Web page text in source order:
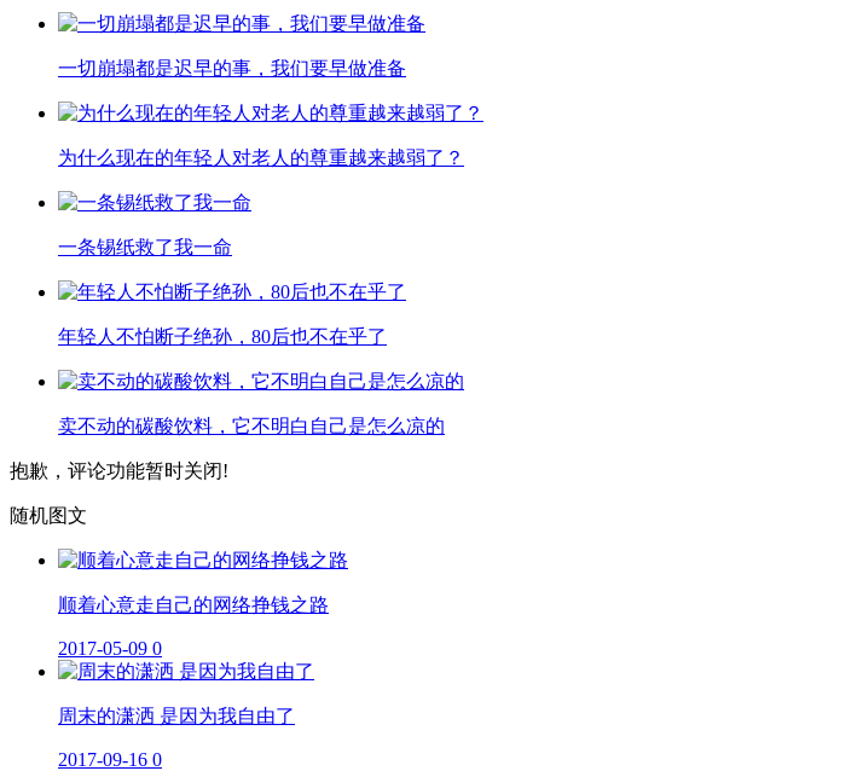
一切崩塌都是迟早的事，我们要早做准备
为什么现在的年轻人对老人的尊重越来越弱了？
一条锡纸救了我一命
年轻人不怕断子绝孙，80后也不在乎了
卖不动的碳酸饮料，它不明白自己是怎么凉的
抱歉，评论功能暂时关闭!
随机图文
顺着心意走自己的网络挣钱之路
2017-05-09 0
周末的潇洒 是因为我自由了
2017-09-16 0